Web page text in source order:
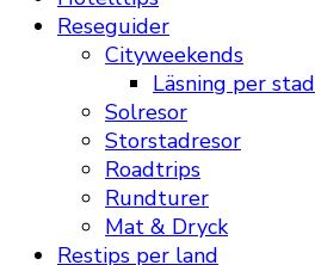
Reseguider
Cityweekends
Läsning per stad
Solresor
Storstadresor
Roadtrips
Rundturer
Mat & Dryck
Restips per land